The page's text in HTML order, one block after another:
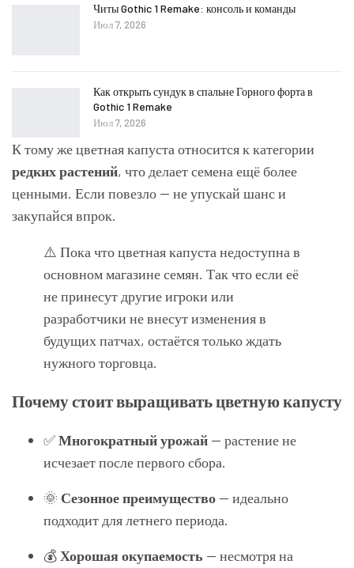
Читы Gothic 1 Remake: консоль и команды
Июл 7, 2026
Как открыть сундук в спальне Горного форта в
Gothic 1 Remake
Июл 7, 2026
К тому же цветная капуста относится к категории
редких растений, что делает семена ещё более
ценными. Если повезло — не упускай шанс и
закупайся впрок.
⚠️ Пока что цветная капуста недоступна в
основном магазине семян. Так что если её
не принесут другие игроки или
разработчики не внесут изменения в
будущих патчах, остаётся только ждать
нужного торговца.
Почему стоит выращивать цветную капусту
✅Многократный урожай — растение не
исчезает после первого сбора.
🌞 Сезонное преимущество — идеально
подходит для летнего периода.
💰Хорошая окупаемость — несмотря на